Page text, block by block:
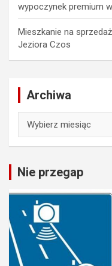
wypoczynek premium
Mieszkanie na
Jeziora Czos
Archiwa
Nie przegap